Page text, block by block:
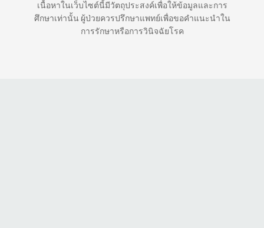
เนื้อหาในเว็บไซต์นี้มีวัตถุประสงค์เพื่อให้ข้อมูลและการ
ศึกษาเท่านั้น ผู้ป่วยควรปรึกษาแพทย์เพื่อขอคำแนะนำใน
การรักษาหรือการวินิจฉัยโรค